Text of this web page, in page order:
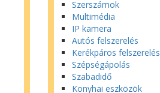
Szerszámok
Multimédia
IP kamera
Autós felszerelés
Kerékpáros felszerelés
Szépségápolás
Szabadidő
Konyhai eszközök